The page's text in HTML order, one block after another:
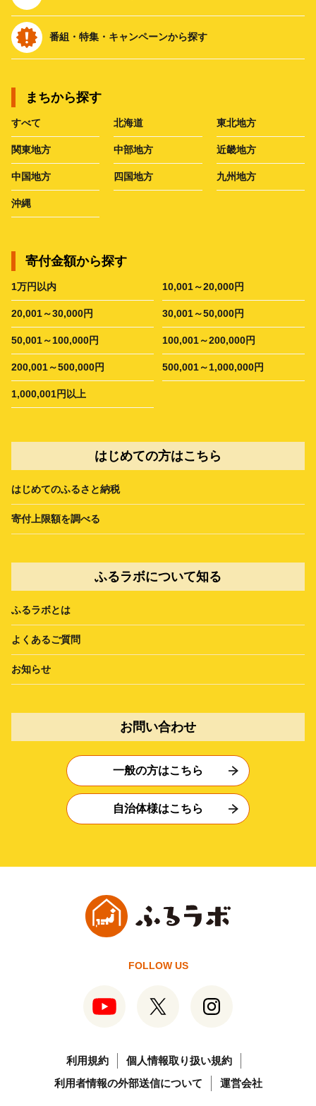
番組・特集・キャンペーンから探す
まちから探す
すべて 北海道 東北地方
関東地方 中部地方 近畿地方
中国地方 四国地方 九州地方
沖縄
寄付金額から探す
1万円以内 10,001～20,000円
20,001～30,000円 30,001～50,000円
50,001～100,000円 100,001～200,000円
200,001～500,000円 500,001～1,000,000円
1,000,001円以上
はじめての方はこちら
はじめてのふるさと納税
寄付上限額を調べる
ふるラボについて知る
ふるラボとは
よくあるご質問
お知らせ
お問い合わせ
一般の方はこちら
自治体様はこちら
FOLLOW US
利用規約
個人情報取り扱い規約
利用者情報の外部送信について
運営会社